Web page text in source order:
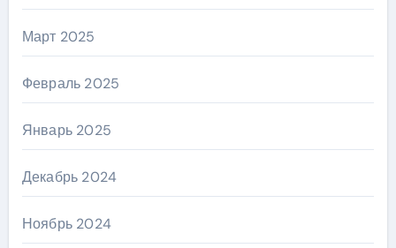
Март 2025
Февраль 2025
Январь 2025
Декабрь 2024
Ноябрь 2024